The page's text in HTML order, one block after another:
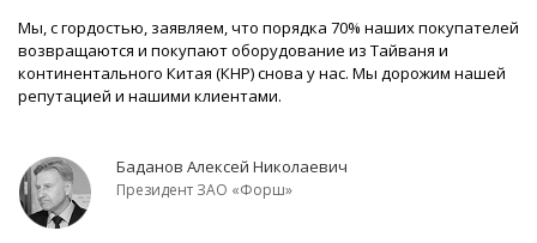
Мы, с гордостью, заявляем, что порядка 70% наших покупателей
возвращаются и покупают оборудование из Тайваня и
континентального Китая (КНР) снова у нас. Мы дорожим нашей
репутацией и нашими клиентами.
Баданов Алексей Николаевич
Президент ЗАО «Форш»